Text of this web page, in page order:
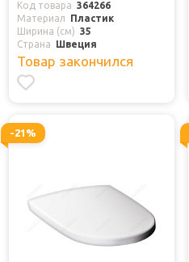
Код товара 364266
Материал
Пластик
Ширина (см) 35
Страна
Швеция
Товар закончился
-21%